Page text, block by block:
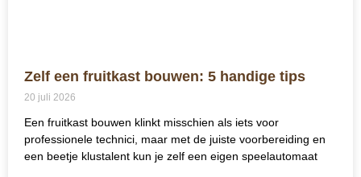
Zelf een fruitkast bouwen: 5 handige tips
20 juli 2026
Een fruitkast bouwen klinkt misschien als iets voor
professionele technici, maar met de juiste voorbereiding en
een beetje klustalent kun je zelf een eigen speelautomaat